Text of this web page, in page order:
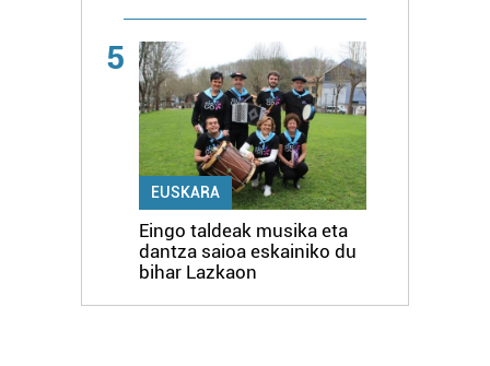
5
EUSKARA
Eingo taldeak musika eta
dantza saioa eskainiko du
bihar Lazkaon